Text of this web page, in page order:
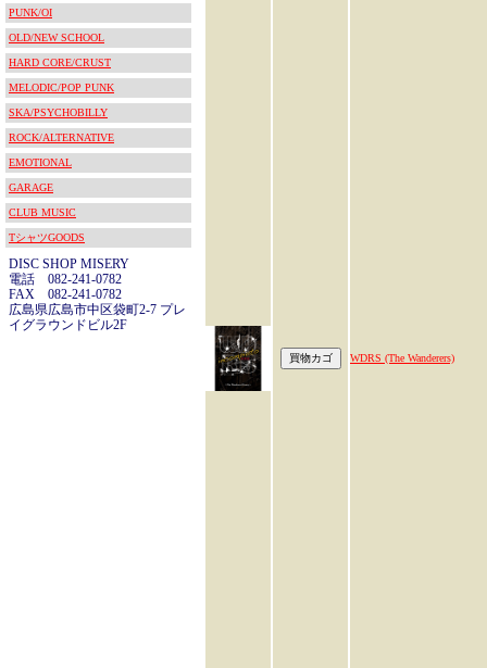
PUNK/OI
OLD/NEW SCHOOL
HARD CORE/CRUST
MELODIC/POP PUNK
SKA/PSYCHOBILLY
ROCK/ALTERNATIVE
EMOTIONAL
GARAGE
CLUB MUSIC
TシャツGOODS
DISC SHOP MISERY
電話 082-241-0782
FAX 082-241-0782
広島県広島市中区袋町2-7 プレ
イグラウンドビル2F
WDRS (The Wanderers)